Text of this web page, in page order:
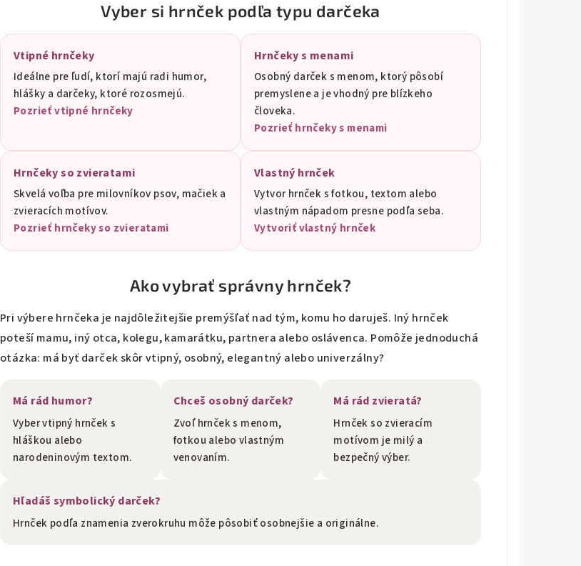
Vyber si hrnček podľa typu darčeka
Vtipné hrnčeky
Ideálne pre ľudí, ktorí majú radi humor,
hlášky a darčeky, ktoré rozosmejú.
Pozrieť vtipné hrnčeky
Hrnčeky s menami
Osobný darček s menom, ktorý pôsobí
premyslene a je vhodný pre blízkeho
človeka.
Pozrieť hrnčeky s menami
Hrnčeky so zvieratami
Skvelá voľba pre milovníkov psov, mačiek a
zvieracích motívov.
Pozrieť hrnčeky so zvieratami
Vlastný hrnček
Vytvor hrnček s fotkou, textom alebo
vlastným nápadom presne podľa seba.
Vytvoriť vlastný hrnček
Ako vybrať správny hrnček?
Pri výbere hrnčeka je najdôležitejšie premýšľať nad tým, komu ho daruješ. Iný hrnček
poteší mamu, iný otca, kolegu, kamarátku, partnera alebo oslávenca. Pomôže jednoduchá
otázka: má byť darček skôr vtipný, osobný, elegantný alebo univerzálny?
Má rád humor?
Vyber vtipný hrnček s
hláškou alebo
narodeninovým textom.
Chceš osobný darček?
Zvoľ hrnček s menom,
fotkou alebo vlastným
venovaním.
Má rád zvieratá?
Hrnček so zvieracím
motívom je milý a
bezpečný výber.
Hľadáš symbolický darček?
Hrnček podľa znamenia zverokruhu môže pôsobiť osobnejšie a originálne.